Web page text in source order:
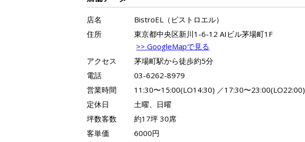
店名
BistroEL（ビストロエル）
住所
東京都中央区新川1-6-12 AIビル茅場町1F
>> GoogleMapで見る
アクセス
茅場町駅から徒歩約5分
電話
03-6262-8979
営業時間
11:30〜15:00(LO14:30) ／17:30〜23:00(LO22:00)
定休日
土曜、日曜
坪数客数
約17坪 30席
客単価
6000円